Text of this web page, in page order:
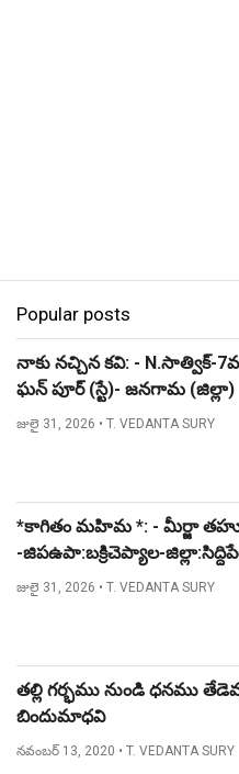
Popular posts
నాకు నచ్చిన కవి: - N.సాత్విక్-
ఘన్ పూర్ (స్టే)- జనగామ (జిల్లా)
జులై 31, 2026 • T. VEDANTA SURY
*కాగితం మహిమ *: - మీర్జా
-జిపఉపా:బక్రిచెప్యాల-
జులై 31, 2026 • T. VEDANTA SURY
తల్లి గర్భము నుండి ధనము
బిందుమాధవి
నవంబర్ 13, 2020 • T. VEDANTA SURY